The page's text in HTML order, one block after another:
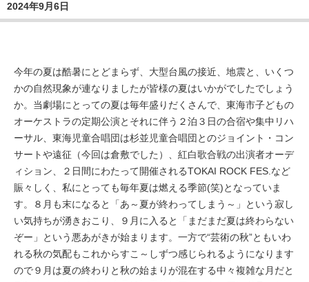
2024年9月6日
今年の夏は酷暑にとどまらず、大型台風の接近、地震と、いくつ
かの自然現象が連なりましたが皆様の夏はいかがでしたでしょう
か。当劇場にとっての夏は毎年盛りだくさんで、東海市子どもの
オーケストラの定期公演とそれに伴う２泊３日の合宿や集中リハ
ーサル、東海児童合唱団は杉並児童合唱団とのジョイント・コン
サートや遠征（今回は倉敷でした）、紅白歌合戦の出演者オーデ
ィション、２日間にわたって開催されるTOKAI ROCK FES.など
賑々しく、私にとっても毎年夏は燃える季節(笑)となっていま
す。８月も末になると「あ～夏が終わってしまう～」という寂し
い気持ちが湧きおこり、９月に入ると「まだまだ夏は終わらない
ぞー」という悪あがきが始まります。一方で“芸術の秋”ともいわ
れる秋の気配もこれからすこ～しずつ感じられるようになります
ので９月は夏の終わりと秋の始まりが混在する中々複雑な月だと